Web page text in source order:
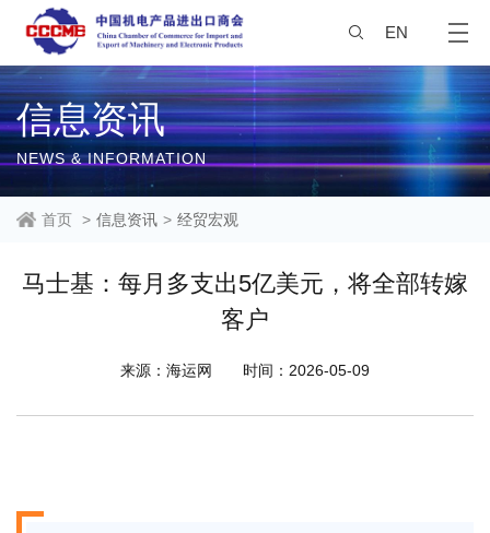
EN
信息资讯
NEWS & INFORMATION
首页 > 信息资讯 > 经贸宏观
马士基：每月多支出5亿美元，将全部转嫁
客户
来源：海运网 时间：2026-05-09